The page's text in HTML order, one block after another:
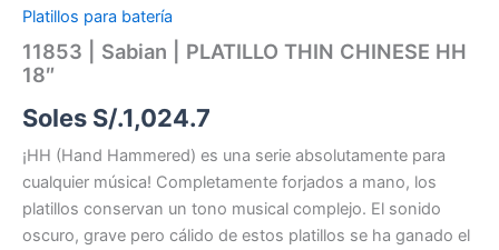
Platillos para batería
11853 | Sabian | PLATILLO THIN CHINESE HH
18″
Soles S/.1,024.7
¡HH (Hand Hammered) es una serie absolutamente para
cualquier música! Completamente forjados a mano, los
platillos conservan un tono musical complejo. El sonido
oscuro, grave pero cálido de estos platillos se ha ganado el